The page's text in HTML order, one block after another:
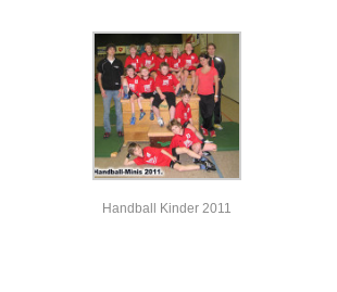
Handball Kinder 2011